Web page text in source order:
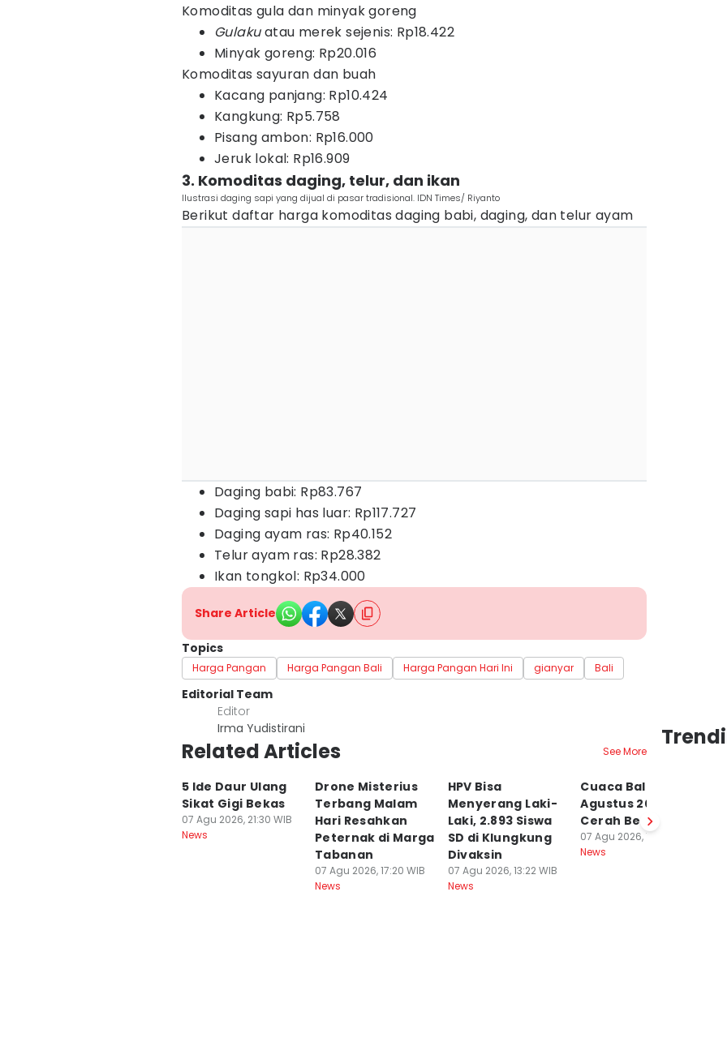
Komoditas gula dan minyak goreng
Gulakuatau merek sejenis: Rp18.422
Minyak goreng: Rp20.016
Komoditas sayuran dan buah
Kacang panjang: Rp10.424
Kangkung: Rp5.758
Pisang ambon: Rp16.000
Jeruk lokal: Rp16.909
3. Komoditas daging, telur, dan ikan
Ilustrasi daging sapi yang dijual di pasar tradisional. IDN Times/ Riyanto
Berikut daftar harga komoditas daging babi, daging, dan telur ayam
Daging babi: Rp83.767
Daging sapi has luar: Rp117.727
Daging ayam ras: Rp40.152
Telur ayam ras: Rp28.382
Ikan tongkol: Rp34.000
Share Article
Topics
Harga Pangan Harga Pangan Bali Harga Pangan Hari Ini gianyar Bali
Editorial Team
Editor
Irma Yudistirani
Related Articles See More
5 Ide Daur Ulang
Sikat Gigi Bekas
07 Agu 2026, 21:30 WIB
News
Drone Misterius
Terbang Malam
Hari Resahkan
Peternak di Marga
Tabanan
07 Agu 2026, 17:20 WIB
News
HPV Bisa
Menyerang Laki-
Laki, 2.893 Siswa
SD di Klungkung
Divaksin
07 Agu 2026, 13:22 WIB
News
Cuaca Bali 7
Agustus 2026
Cerah Berawan
07 Agu 2026, 10:47 WIB
News